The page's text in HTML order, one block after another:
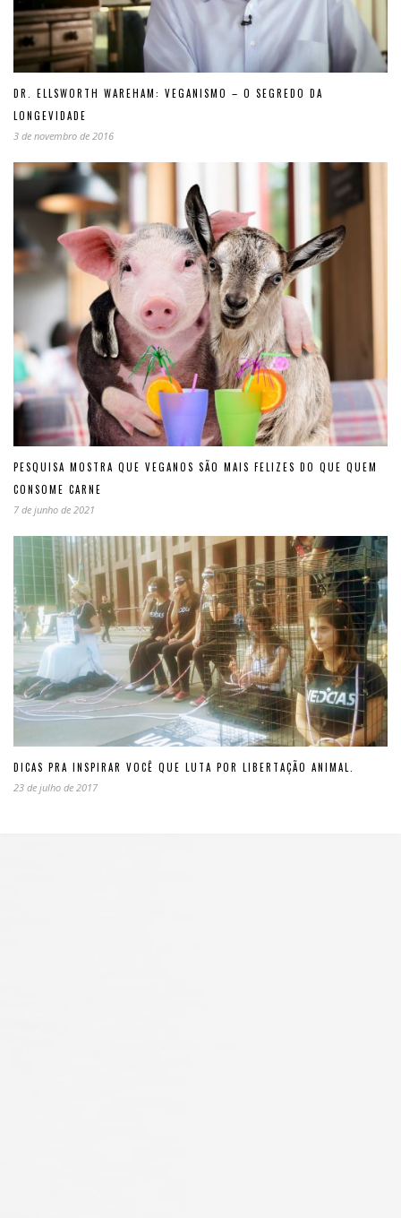
DR. ELLSWORTH WAREHAM: VEGANISMO – O SEGREDO DA
LONGEVIDADE
3 de novembro de 2016
PESQUISA MOSTRA QUE VEGANOS SÃO MAIS FELIZES DO QUE QUEM
CONSOME CARNE
7 de junho de 2021
DICAS PRA INSPIRAR VOCÊ QUE LUTA POR LIBERTAÇÃO ANIMAL.
23 de julho de 2017